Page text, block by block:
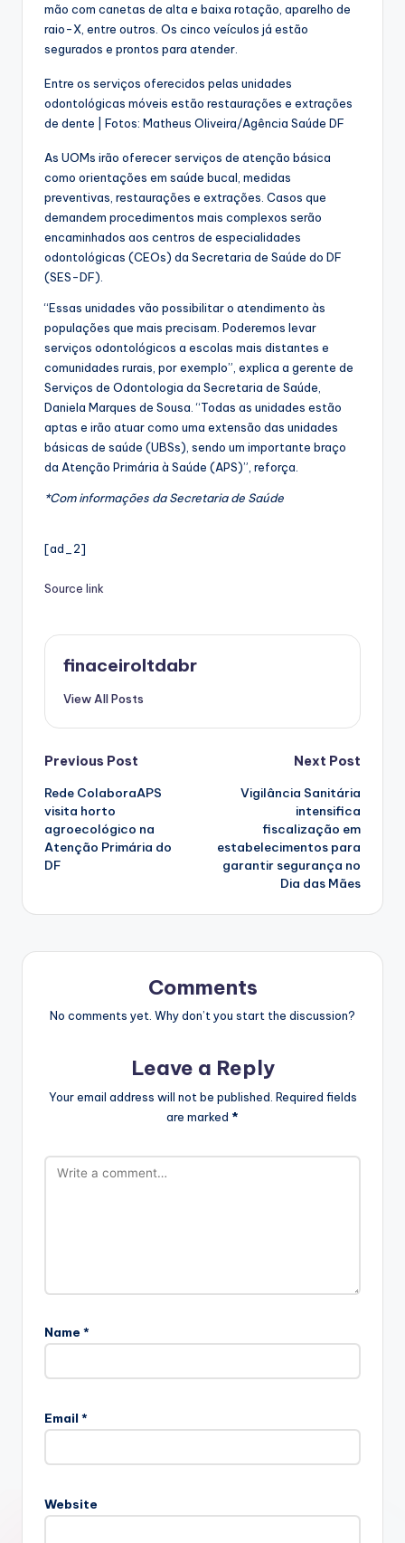
mão com canetas de alta e baixa rotação, aparelho de
raio-X, entre outros. Os cinco veículos já estão
segurados e prontos para atender.
Entre os serviços oferecidos pelas unidades
odontológicas móveis estão restaurações e extrações
de dente | Fotos: Matheus Oliveira/Agência Saúde DF
As UOMs irão oferecer serviços de atenção básica
como orientações em saúde bucal, medidas
preventivas, restaurações e extrações. Casos que
demandem procedimentos mais complexos serão
encaminhados aos centros de especialidades
odontológicas (CEOs) da Secretaria de Saúde do DF
(SES-DF).
“Essas unidades vão possibilitar o atendimento às
populações que mais precisam. Poderemos levar
serviços odontológicos a escolas mais distantes e
comunidades rurais, por exemplo”, explica a gerente de
Serviços de Odontologia da Secretaria de Saúde,
Daniela Marques de Sousa. “Todas as unidades estão
aptas e irão atuar como uma extensão das unidades
básicas de saúde (UBSs), sendo um importante braço
da Atenção Primária à Saúde (APS)”, reforça.
*Com informações da Secretaria de Saúde
[ad_2]
Source link
finaceiroltdabr
View All Posts
Post
navigation
Previous Post
Rede ColaboraAPS
visita horto
agroecológico na
Atenção Primária do
DF
Next Post
Vigilância Sanitária
intensifica
fiscalização em
estabelecimentos para
garantir segurança no
Dia das Mães
Comments
No comments yet. Why don’t you start the discussion?
Leave a Reply
Your email address will not be published. Required fields
are marked *
Name *
Email *
Website